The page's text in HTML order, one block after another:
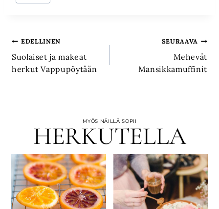
Artikkelien
selaus
EDELLINEN
Suolaiset ja makeat
herkut Vappupöytään
SEURAAVA
Mehevät
Mansikkamuffinit
MYÖS NÄILLÄ SOPII
HERKUTELLA